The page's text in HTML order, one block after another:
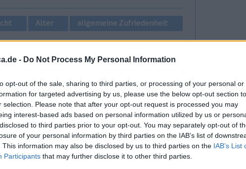
- Do Not Process My Personal Information
opt-out of the sale, sharing to third parties, or processing of your personal or
for targeted advertising by us, please use the below opt-out section to
selection. Please note that after your opt-out request is processed you may
interest-based ads based on personal information utilized by us or
to third parties prior to your opt-out. You may separately opt-out of
of your personal information by third parties on the IAB’s list of
This information may also be disclosed by us to third parties on the IAB’s List
Participants that may further disclose it to other third parties.
Alter allgemeine Zufriedenheit
Wirksamkeit
Anzahl Nebenwirkungen
einige
zu